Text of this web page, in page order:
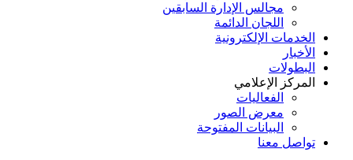
مجالس الإدارة السابقين
اللجان الدائمة
الخدمات الإلكترونية
الأخبار
البطولات
المركز الإعلامي
الفعاليات
معرض الصور
البيانات المفتوحة
تواصل معنا